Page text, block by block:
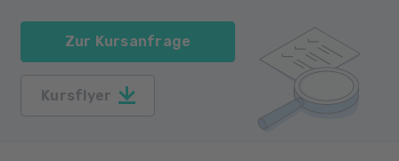
Zur Kursanfrage
Kursflyer